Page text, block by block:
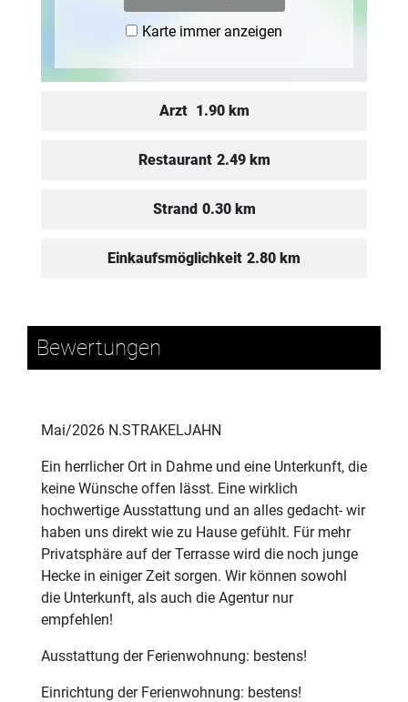
Karte immer anzeigen
Arzt 1.90 km
Restaurant 2.49 km
Strand 0.30 km
Einkaufsmöglichkeit 2.80 km
Bewertungen
Mai/2026 N.STRAKELJAHN
Ein herrlicher Ort in Dahme und eine Unterkunft, die
keine Wünsche offen lässt. Eine wirklich
hochwertige Ausstattung und an alles gedacht- wir
haben uns direkt wie zu Hause gefühlt. Für mehr
Privatsphäre auf der Terrasse wird die noch junge
Hecke in einiger Zeit sorgen. Wir können sowohl
die Unterkunft, als auch die Agentur nur
empfehlen!
Ausstattung der Ferienwohnung: bestens!
Einrichtung der Ferienwohnung: bestens!